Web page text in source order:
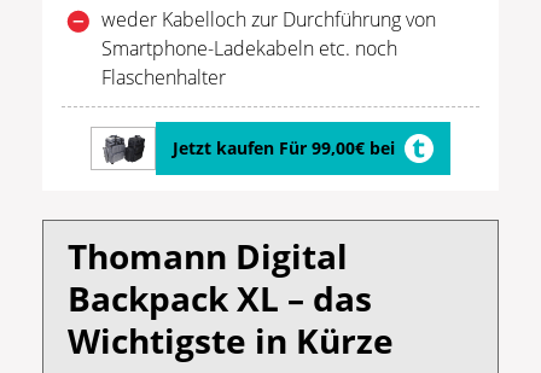
weder Kabelloch zur Durchführung von
Smartphone-Ladekabeln etc. noch
Flaschenhalter
Jetzt kaufen Für 99,00€ bei
Thomann Digital
Backpack XL – das
Wichtigste in Kürze